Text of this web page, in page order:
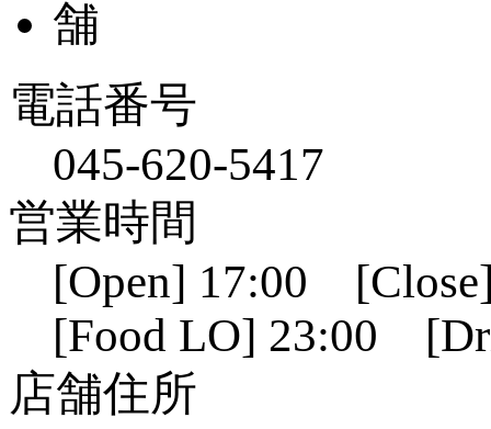
電話番号
045-620-5417
営業時間
[Open] 17:00
[Food LO] 23:00
店舗住所